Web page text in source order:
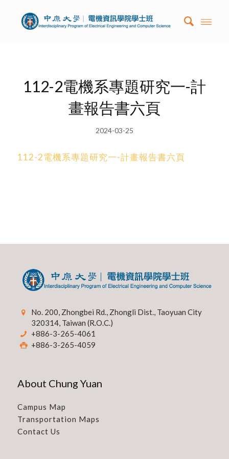
112-2電機系專題研究一-計
畫報告書六頁
2024-03-25
112-2電機系專題研究一-計畫報告書六頁
No. 200, Zhongbei Rd., Zhongli Dist., Taoyuan City
320314, Taiwan (R.O.C.)
+886-3-265-4061
+886-3-265-4059
About Chung Yuan
Campus Map
Transportation Maps
Contact Us